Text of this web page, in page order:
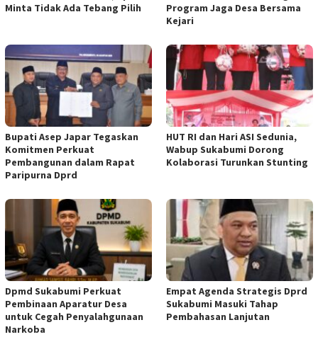
Minta Tidak Ada Tebang Pilih
Program Jaga Desa Bersama
Kejari
Bupati Asep Japar Tegaskan
Komitmen Perkuat
Pembangunan dalam Rapat
Paripurna Dprd
HUT RI dan Hari ASI Sedunia,
Wabup Sukabumi Dorong
Kolaborasi Turunkan Stunting
Dpmd Sukabumi Perkuat
Pembinaan Aparatur Desa
untuk Cegah Penyalahgunaan
Narkoba
Empat Agenda Strategis Dprd
Sukabumi Masuki Tahap
Pembahasan Lanjutan